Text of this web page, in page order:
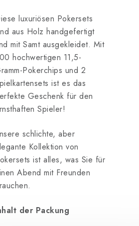
luxuriösen Pokersets
aus Holz handgefertigt
mit Samt ausgekleidet. Mit
hochwertigen 11,5-
Pokerchips und 2
ist es das
Geschenk für den
Spieler!
schlichte, aber
Kollektion von
ist alles, was Sie für
Abend mit Freunden
der Packung